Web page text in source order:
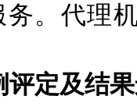
务。代理
评定及结